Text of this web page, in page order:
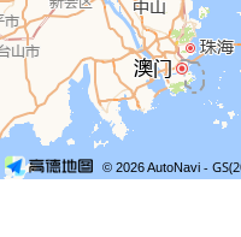
© 2026 AutoNavi -